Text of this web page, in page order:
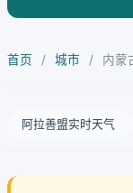
首页 / 城市 / 内蒙
阿拉善盟实时天气